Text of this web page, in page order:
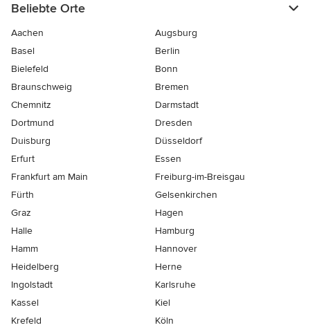
Beliebte Orte
Aachen
Augsburg
Basel
Berlin
Bielefeld
Bonn
Braunschweig
Bremen
Chemnitz
Darmstadt
Dortmund
Dresden
Duisburg
Düsseldorf
Erfurt
Essen
Frankfurt am Main
Freiburg-im-Breisgau
Fürth
Gelsenkirchen
Graz
Hagen
Halle
Hamburg
Hamm
Hannover
Heidelberg
Herne
Ingolstadt
Karlsruhe
Kassel
Kiel
Krefeld
Köln